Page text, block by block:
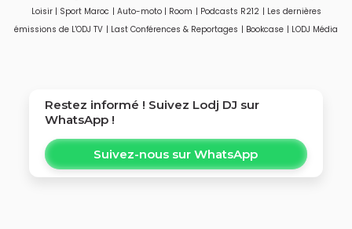
Loisir | Sport Maroc | Auto-moto | Room | Podcasts R212 | Les dernières
émissions de L'ODJ TV | Last Conférences & Reportages | Bookcase | LODJ Média
Restez informé ! Suivez Lodj DJ sur
WhatsApp !
Suivez-nous sur WhatsApp